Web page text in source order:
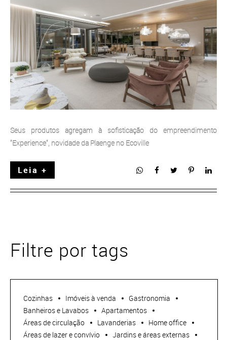
Seus produtos agregam à sofisticação do empreendimento
"Experience", novidade da Plaenge no Ecoville
Leia +
Filtre por tags
Cozinhas Imóveis à venda
Gastronomia
Banheiros e Lavabos
Apartamentos
Áreas de circulação
Lavanderias
Home office
Áreas de lazer e convívio
Jardins e áreas externas